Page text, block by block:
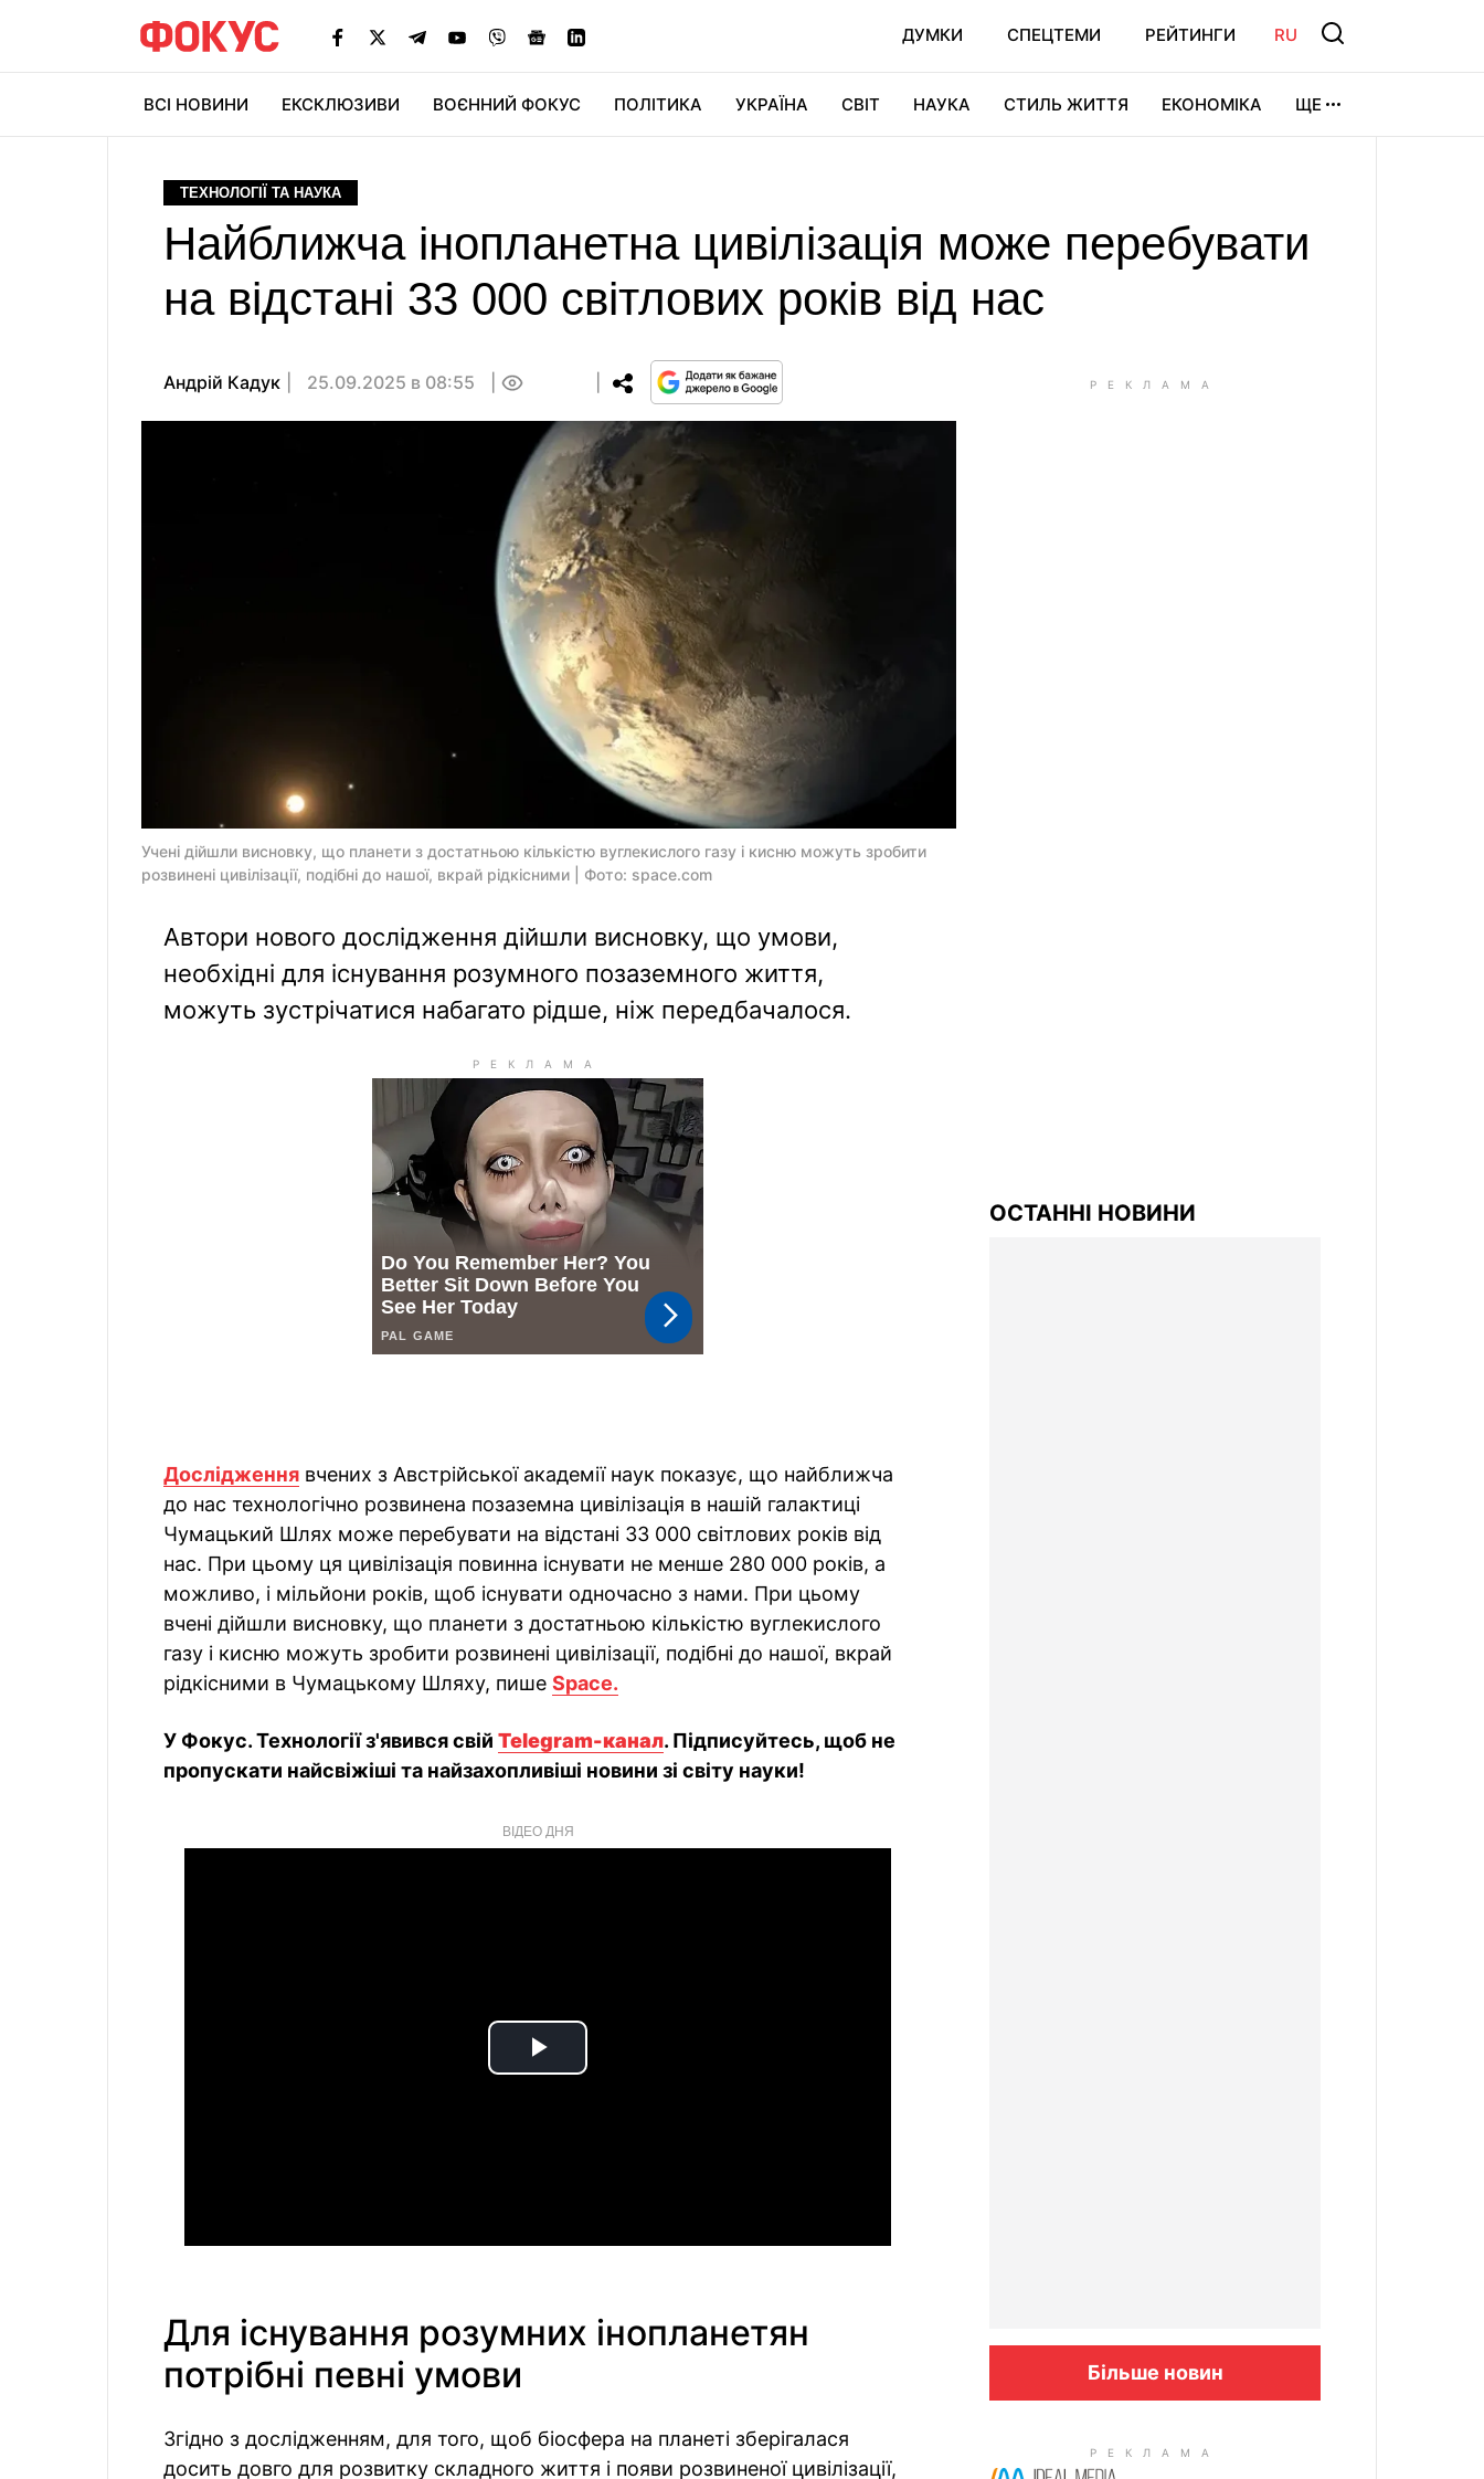
ДУМКИ СПЕЦТЕМИ РЕЙТИНГИ RU
ВСІ НОВИНИ ЕКСКЛЮЗИВИ ВОЄННИЙ ФОКУС ПОЛІТИКА УКРАЇНА СВІТ НАУКА СТИЛЬ ЖИТТЯ ЕКОНОМІКА ЩЕ
ТЕХНОЛОГІЇ ТА НАУКА
Найближча інопланетна цивілізація може перебувати
на відстані 33 000 світлових років від нас
Андрій Кадук 25.09.2025 в 08:55
Учені дійшли висновку, що планети з достатньою кількістю вуглекислого газу і кисню можуть зробити
розвинені цивілізації, подібні до нашої, вкрай рідкісними | Фото: space.com
Автори нового дослідження дійшли висновку, що умови,
необхідні для існування розумного позаземного життя,
можуть зустрічатися набагато рідше, ніж передбачалося.
Дослідження вчених з Австрійської академії наук показує, що найближча
до нас технологічно розвинена позаземна цивілізація в нашій галактиці
Чумацький Шлях може перебувати на відстані 33 000 світлових років від
нас. При цьому ця цивілізація повинна існувати не менше 280 000 років, а
можливо, і мільйони років, щоб існувати одночасно з нами. При цьому
вчені дійшли висновку, що планети з достатньою кількістю вуглекислого
газу і кисню можуть зробити розвинені цивілізації, подібні до нашої, вкрай
рідкісними в Чумацькому Шляху, пише Space.
У Фокус. Технології з'явився свій Telegram-канал. Підписуйтесь, щоб не
пропускати найсвіжіші та найзахопливіші новини зі світу науки!
ВІДЕО ДНЯ
Play
Для існування розумних інопланетян
потрібні певні умови
Згідно з дослідженням, для того, щоб біосфера на планеті зберігалася
досить довго для розвитку складного життя і появи розвиненої цивілізації,
ОСТАННІ НОВИНИ
Більше новин